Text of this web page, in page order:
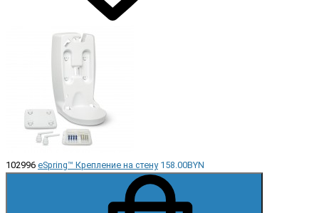
102996 eSpring™ Крепление на стену 158.00BYN